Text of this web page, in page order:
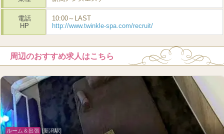
電話
HP
10:00～LAST
http://www.twinkle-spa.com/recruit/
周辺のおすすめ求人はこちら
ルーム＆出張 [新潟駅]